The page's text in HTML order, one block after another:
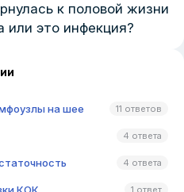
к половой жизни
или это инфекция?
на шее 11 ответов
4 ответа
4 ответа
1 ответ